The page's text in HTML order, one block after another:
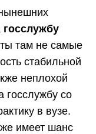
госслужбу
там не самые
стабильной
неплохой
госслужбу со
в вузе.
имеет шанс